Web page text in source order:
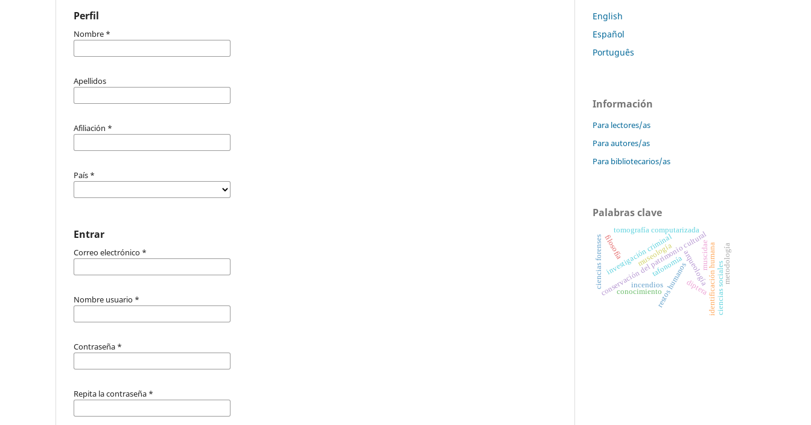
Perfil
Nombre *
Apellidos
Afiliación *
País *
Entrar
Correo electrónico *
Nombre usuario *
Contraseña *
Repita la contraseña *
English
Español
Português
Información
Para lectores/as
Para autores/as
Para bibliotecarios/as
Palabras clave
arqueología
conservación del patrimonio cultural
museología
restos humanos
tafonomía
investigación criminal identificación humana
tomografía computarizada
ciencias sociales
conocimiento
filosofía
diptera
muscidae
ciencias forenses incendios
metodología